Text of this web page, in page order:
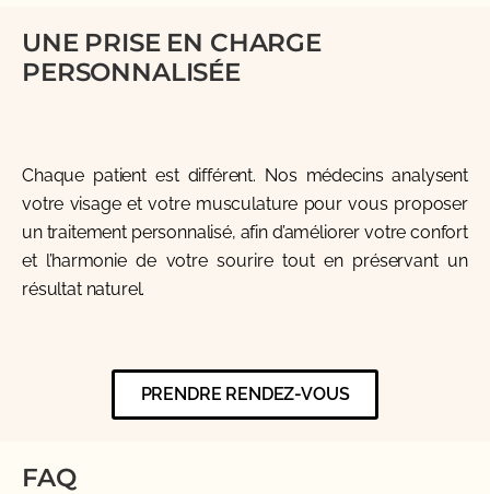
UNE PRISE EN CHARGE
PERSONNALISÉE
Chaque patient est différent. Nos médecins analysent
votre visage et votre musculature pour vous proposer
un traitement personnalisé, afin d’améliorer votre confort
et l’harmonie de votre sourire tout en préservant un
résultat naturel.
PRENDRE RENDEZ-VOUS
FAQ